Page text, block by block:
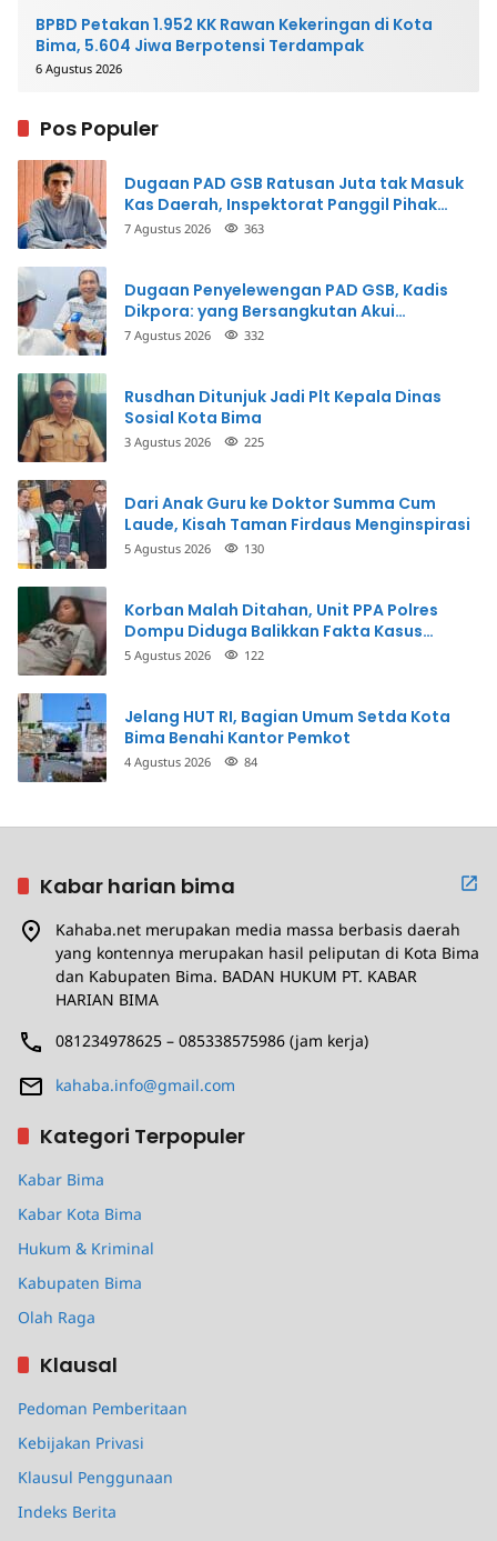
BPBD Petakan 1.952 KK Rawan Kekeringan di Kota
Bima, 5.604 Jiwa Berpotensi Terdampak
6 Agustus 2026
Pos Populer
Dugaan PAD GSB Ratusan Juta tak Masuk
Kas Daerah, Inspektorat Panggil Pihak
Terkait
7 Agustus 2026 363
Dugaan Penyelewengan PAD GSB, Kadis
Dikpora: yang Bersangkutan Akui
Perbuatannya dan Siap Mengembalikan
7 Agustus 2026 332
Rusdhan Ditunjuk Jadi Plt Kepala Dinas
Sosial Kota Bima
3 Agustus 2026 225
Dari Anak Guru ke Doktor Summa Cum
Laude, Kisah Taman Firdaus Menginspirasi
5 Agustus 2026 130
Korban Malah Ditahan, Unit PPA Polres
Dompu Diduga Balikkan Fakta Kasus
Penganiayaan
5 Agustus 2026 122
Jelang HUT RI, Bagian Umum Setda Kota
Bima Benahi Kantor Pemkot
4 Agustus 2026 84
Kabar harian bima
Kahaba.net merupakan media massa berbasis daerah
yang kontennya merupakan hasil peliputan di Kota Bima
dan Kabupaten Bima. BADAN HUKUM PT. KABAR
HARIAN BIMA
081234978625 – 085338575986 (jam kerja)
kahaba.info@gmail.com
Kategori Terpopuler
Kabar Bima
Kabar Kota Bima
Hukum & Kriminal
Kabupaten Bima
Olah Raga
Klausal
Pedoman Pemberitaan
Kebijakan Privasi
Klausul Penggunaan
Indeks Berita